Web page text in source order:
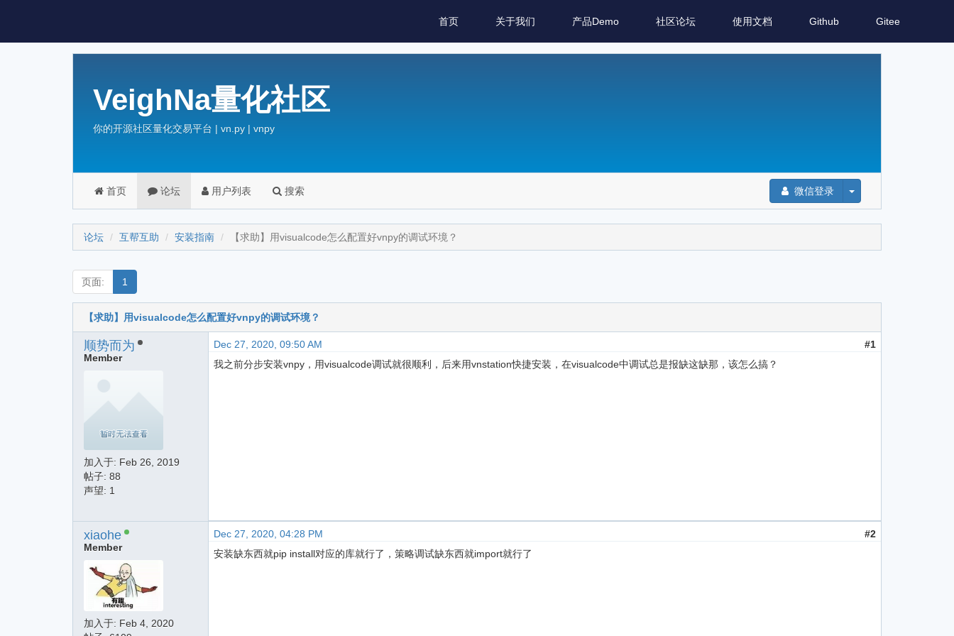
首页 关于我们 产品Demo 社区论坛 使用文档 Github Gitee
VeighNa量化社区
你的开源社区量化交易平台 | vn.py | vnpy
首页 论坛 用户列表 搜索 微信登录
论坛 互帮互助 安装指南 【求助】用visualcode怎么配置好vnpy的调试环境？
页面: 1
【求助】用visualcode怎么配置好vnpy的调试环境？
顺势而为
Member
加入于: Feb 26, 2019
帖子: 88
声望: 1
Dec 27, 2020, 09:50 AM
#1
我之前分步安装vnpy，用visualcode调试就很顺利，后来用vnstation快捷安装，在visualcode中调试总是报缺这缺那，该怎么搞？
xiaohe
Member
加入于: Feb 4, 2020
Dec 27, 2020, 04:28 PM
#2
安装缺东西就pip install对应的库就行了，策略调试缺东西就import就行了